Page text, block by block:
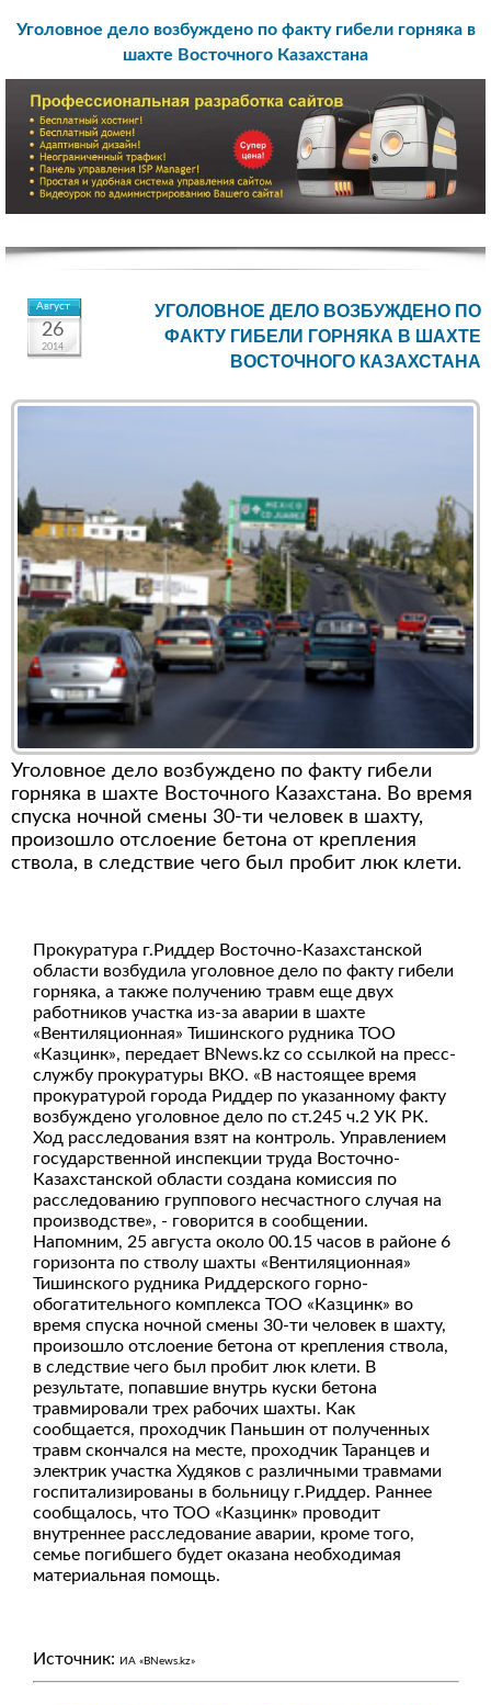
Уголовное дело возбуждено по факту гибели горняка в
шахте Восточного Казахстана
Август
26
2014
УГОЛОВНОЕ ДЕЛО ВОЗБУЖДЕНО ПО
ФАКТУ ГИБЕЛИ ГОРНЯКА В ШАХТЕ
ВОСТОЧНОГО КАЗАХСТАНА
Уголовное дело возбуждено по факту гибели
горняка в шахте Восточного Казахстана. Во время
спуска ночной смены 30-ти человек в шахту,
произошло отслоение бетона от крепления
ствола, в следствие чего был пробит люк клети.
Прокуратура г.Риддер Восточно-Казахстанской
области возбудила уголовное дело по факту гибели
горняка, а также получению травм еще двух
работников участка из-за аварии в шахте
«Вентиляционная» Тишинского рудника ТОО
«Казцинк», передает BNews.kz со ссылкой на пресс-
службу прокуратуры ВКО. «В настоящее время
прокуратурой города Риддер по указанному факту
возбуждено уголовное дело по ст.245 ч.2 УК РК.
Ход расследования взят на контроль. Управлением
государственной инспекции труда Восточно-
Казахстанской области создана комиссия по
расследованию группового несчастного случая на
производстве», - говорится в сообщении.
Напомним, 25 августа около 00.15 часов в районе 6
горизонта по стволу шахты «Вентиляционная»
Тишинского рудника Риддерского горно-
обогатительного комплекса ТОО «Казцинк» во
время спуска ночной смены 30-ти человек в шахту,
произошло отслоение бетона от крепления ствола,
в следствие чего был пробит люк клети. В
результате, попавшие внутрь куски бетона
травмировали трех рабочих шахты. Как
сообщается, проходчик Паньшин от полученных
травм скончался на месте, проходчик Таранцев и
электрик участка Худяков с различными травмами
госпитализированы в больницу г.Риддер. Раннее
сообщалось, что ТОО «Казцинк» проводит
внутреннее расследование аварии, кроме того,
семье погибшего будет оказана необходимая
материальная помощь.
Источник: ИА «BNews.kz»